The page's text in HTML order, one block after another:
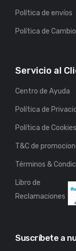
Política de envíos
Política de
Servicio al
Centro de Ayuda
Política de
Política de Cookies
T&C de
Términos &
Libro de
Reclamaciones
Suscríbete a